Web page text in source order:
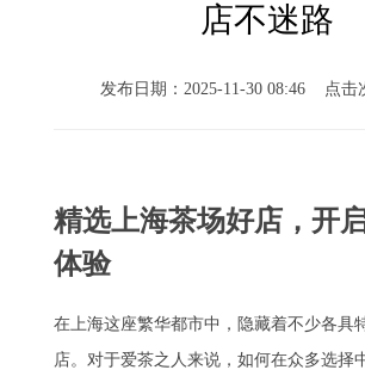
店不迷路
发布日期：2025-11-30 08:46 点击
精选上海茶场好店，开
体验
在上海这座繁华都市中，隐藏着不少各具
店。对于爱茶之人来说，如何在众多选择